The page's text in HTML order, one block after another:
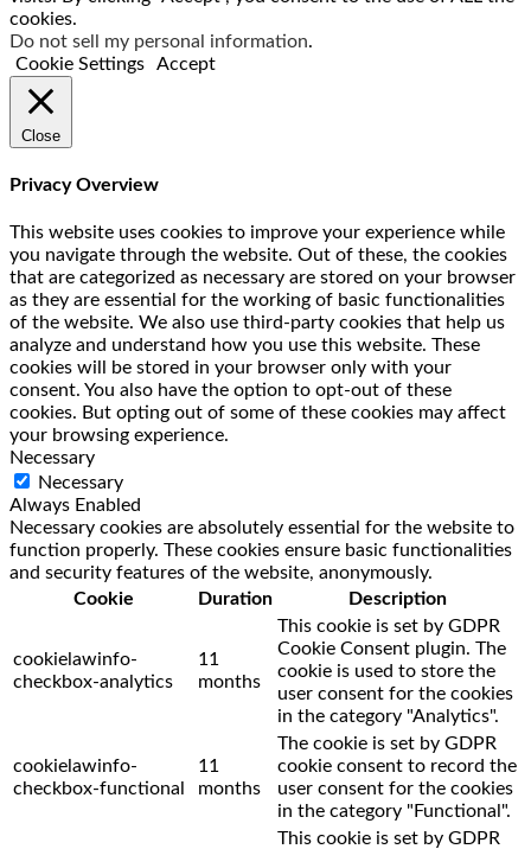
cookies.
Do not sell my personal information.
Cookie Settings
Accept
Close
Privacy Overview
This website uses cookies to improve your experience while
you navigate through the website. Out of these, the cookies
that are categorized as necessary are stored on your browser
as they are essential for the working of basic functionalities
of the website. We also use third-party cookies that help us
analyze and understand how you use this website. These
cookies will be stored in your browser only with your
consent. You also have the option to opt-out of these
cookies. But opting out of some of these cookies may affect
your browsing experience.
Necessary
Necessary
Always Enabled
Necessary cookies are absolutely essential for the website to
function properly. These cookies ensure basic functionalities
and security features of the website, anonymously.
Cookie
Duration Description
cookielawinfo-
checkbox-analytics
11
months
This cookie is set by GDPR
Cookie Consent plugin. The
cookie is used to store the
user consent for the cookies
in the category "Analytics".
cookielawinfo-
checkbox-functional
11
months
The cookie is set by GDPR
cookie consent to record the
user consent for the cookies
in the category "Functional".
This cookie is set by GDPR